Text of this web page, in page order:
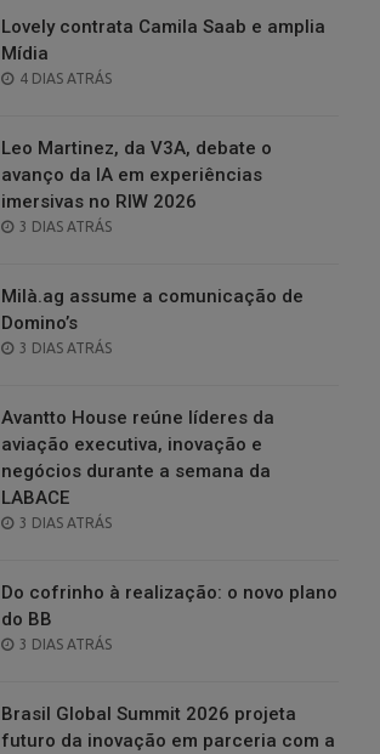
Lovely contrata Camila Saab e amplia
Mídia
POSTED
4 DIAS ATRÁS
Leo Martinez, da V3A, debate o
avanço da IA em experiências
imersivas no RIW 2026
POSTED
3 DIAS ATRÁS
Milà.ag assume a comunicação de
Domino’s
POSTED
3 DIAS ATRÁS
Avantto House reúne líderes da
aviação executiva, inovação e
negócios durante a semana da
LABACE
POSTED
3 DIAS ATRÁS
Do cofrinho à realização: o novo plano
do BB
POSTED
3 DIAS ATRÁS
Brasil Global Summit 2026 projeta
futuro da inovação em parceria com a